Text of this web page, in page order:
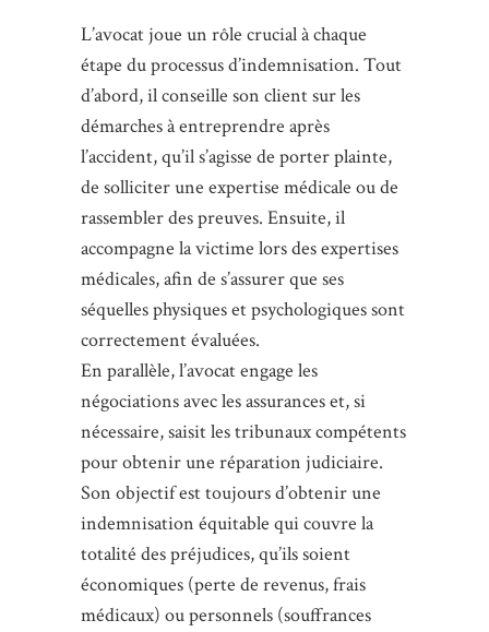
L’avocat joue un rôle crucial à chaque
étape du processus d’indemnisation. Tout
d’abord, il conseille son client sur les
démarches à entreprendre après
l’accident, qu’il s’agisse de porter plainte,
de solliciter une expertise médicale ou de
rassembler des preuves. Ensuite, il
accompagne la victime lors des expertises
médicales, afin de s’assurer que ses
séquelles physiques et psychologiques sont
correctement évaluées.
En parallèle, l’avocat engage les
négociations avec les assurances et, si
nécessaire, saisit les tribunaux compétents
pour obtenir une réparation judiciaire.
Son objectif est toujours d’obtenir une
indemnisation équitable qui couvre la
totalité des préjudices, qu’ils soient
économiques (perte de revenus, frais
médicaux) ou personnels (souffrances